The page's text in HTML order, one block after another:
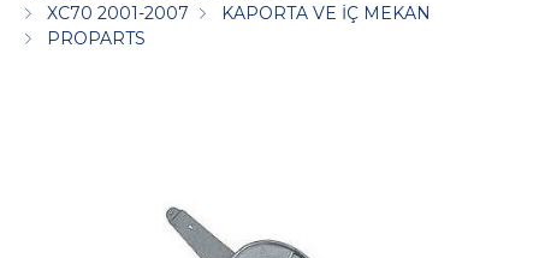
XC70 2001-2007
KAPORTA VE İÇ MEKAN
PROPARTS